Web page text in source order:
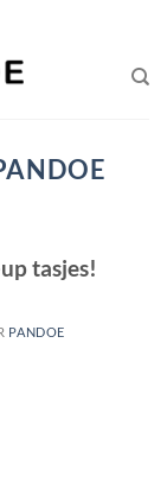
tasjes!
PANDOE